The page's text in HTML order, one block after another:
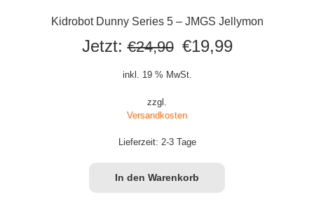
Kidrobot Dunny Series 5 – JMGS Jellymon
Jetzt: €24,90 Ursprünglicher
Preis
€24,90
€19,99Aktueller
inkl. 19 % MwSt.
zzgl.
Versandkosten
Lieferzeit: 2-3 Tage
In den Warenkorb